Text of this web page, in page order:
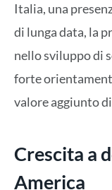
Italia, una
di lunga data, la
nello sviluppo di
forte
valore aggiunto
Crescita a
America